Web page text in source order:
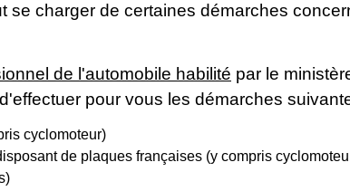
se charger de certaines démarches
de l'automobile habilité par le
pour vous les démarches
cyclomoteur)
de plaques françaises (y compris